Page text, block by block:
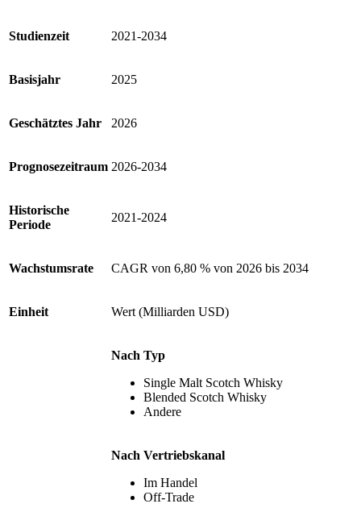
Studienzeit 2021-2034
Basisjahr 2025
Geschätztes Jahr 2026
Prognosezeitraum 2026-2034
Historische
Periode
2021-2024
Wachstumsrate CAGR von 6,80 % von 2026 bis 2034
Einheit Wert (Milliarden USD)
Nach Typ
Single Malt Scotch Whisky
Blended Scotch Whisky
Andere
Nach Vertriebskanal
Im Handel
Off-Trade